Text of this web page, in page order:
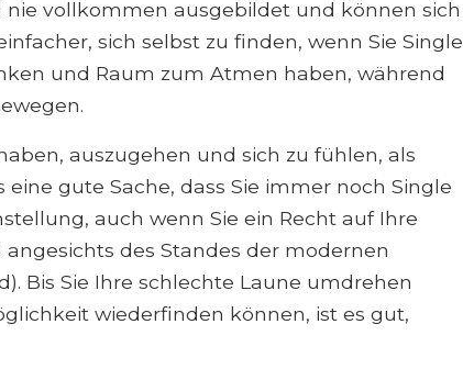
nie vollkommen ausgebildet und können sich
sich selbst zu finden, wenn Sie Single
und Raum zum Atmen haben, während
auszugehen und sich zu fühlen, als
gute Sache, dass Sie immer noch Single
auch wenn Sie ein Recht auf Ihre
des Standes der modernen
Bis Sie Ihre schlechte Laune umdrehen
wiederfinden können, ist es gut,